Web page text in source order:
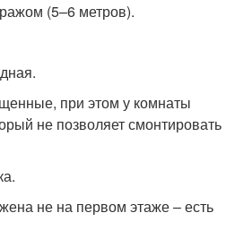
(5–6 метров).
при этом у комнаты
не позволяет смонтировать
не на первом этаже – есть